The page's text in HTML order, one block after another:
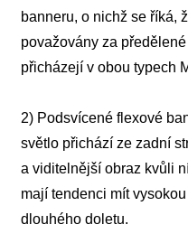
banneru, o nichž se říká,
považovány za
přicházejí v obou typech
2) Podsvícené flexové
světlo přichází ze zadní
a viditelnější obraz kvůli
mají tendenci mít
dlouhého doletu.